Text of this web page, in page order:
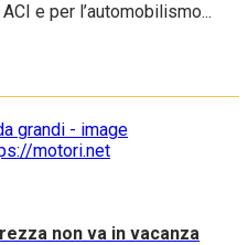
e per l’automobilismo...
non va in vacanza